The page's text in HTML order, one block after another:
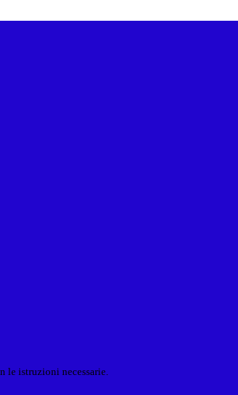
le istruzioni necessarie.